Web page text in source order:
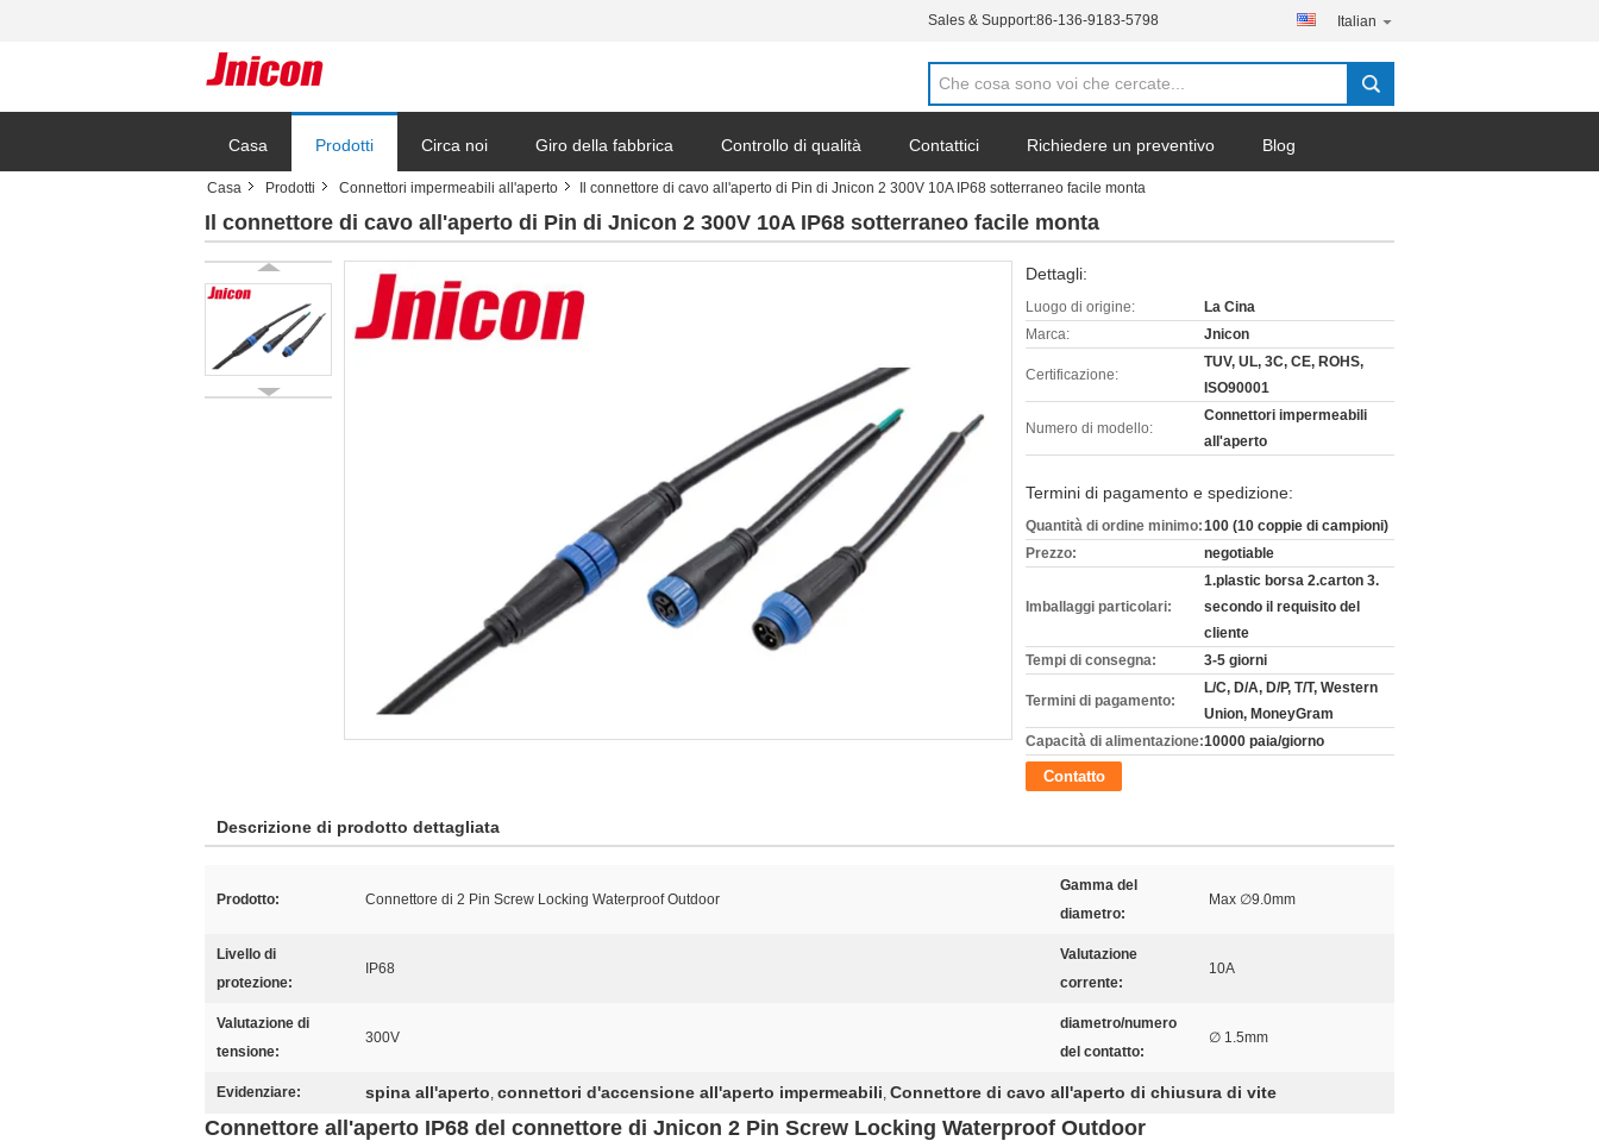
Sales & Support:86-136-9183-5798 Italian
Casa Prodotti Circa noi Giro della fabbrica Controllo di qualità Contattici Richiedere un preventivo Blog
Casa Prodotti Connettori impermeabili all'aperto Il connettore di cavo all'aperto di Pin di Jnicon 2 300V 10A IP68 sotterraneo facile monta
Il connettore di cavo all'aperto di Pin di Jnicon 2 300V 10A IP68 sotterraneo facile monta
Dettagli:
Luogo di origine:
La Cina
Marca:
Jnicon
Certificazione:
TUV, UL, 3C, CE, ROHS,
ISO90001
Numero di modello:
Connettori impermeabili
all'aperto
Termini di pagamento e spedizione:
Quantità di ordine minimo:100 (10 coppie di campioni)
Prezzo:
negotiable
Imballaggi particolari:
1.plastic borsa 2.carton 3.
secondo il requisito del
cliente
Tempi di consegna:
3-5 giorni
Termini di pagamento:
L/C, D/A, D/P, T/T, Western
Union, MoneyGram
Capacità di alimentazione:10000 paia/giorno
Contatto
Descrizione di prodotto dettagliata
Prodotto: Connettore di 2 Pin Screw Locking Waterproof Outdoor
Gamma del
diametro:
Max ∅9.0mm
Livello di
protezione:
IP68
Valutazione
corrente:
10A
Valutazione di
tensione:
300V
diametro/numero
del contatto:
∅ 1.5mm
Evidenziare: spina all'aperto, connettori d'accensione all'aperto impermeabili, Connettore di cavo all'aperto di chiusura di vite
Connettore all'aperto IP68 del connettore di Jnicon 2 Pin Screw Locking Waterproof Outdoor